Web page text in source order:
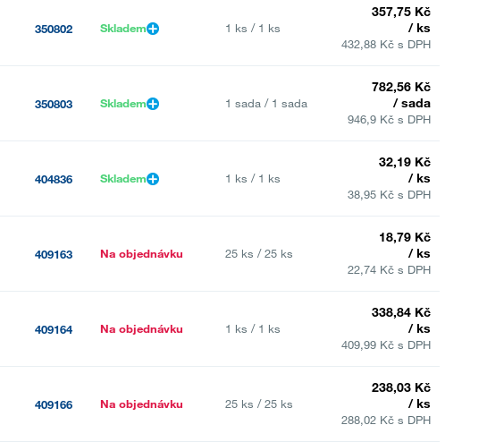
350802 Skladem 1 ks / 1 ks
357,75 Kč
/ ks
432,88 Kč s DPH
350803 Skladem 1 sada / 1 sada
782,56 Kč
/ sada
946,9 Kč s DPH
404836 Skladem 1 ks / 1 ks
32,19 Kč
/ ks
38,95 Kč s DPH
409163 Na objednávku 25 ks / 25 ks
18,79 Kč
/ ks
22,74 Kč s DPH
409164 Na objednávku 1 ks / 1 ks
338,84 Kč
/ ks
409,99 Kč s DPH
409166 Na objednávku 25 ks / 25 ks
238,03 Kč
/ ks
288,02 Kč s DPH